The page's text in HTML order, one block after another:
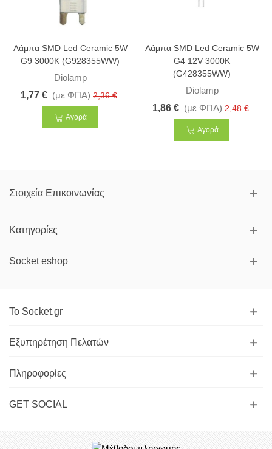
Λάμπα SMD Led Ceramic 5W
G9 3000K (G928355WW)
Diolamp
1,77 € (με ΦΠΑ) 2,36 €
Αγορά
Λάμπα SMD Led Ceramic 5W
G4 12V 3000K
(G428355WW)
Diolamp
1,86 € (με ΦΠΑ) 2,48 €
Αγορά
Στοιχεία Επικοινωνίας
Κατηγορίες
Socket eshop
Το Socket.gr
Εξυπηρέτηση Πελατών
Πληροφορίες
GET SOCIAL